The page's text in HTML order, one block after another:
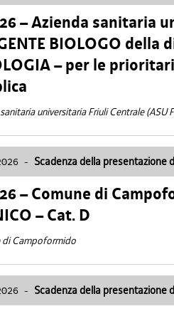
– Azienda sanitaria
BIOLOGO della
– per le
universitaria Friuli Centrale (ASU
- Scadenza della presentazione
– Comune di
– Cat. D
di Campoformido
- Scadenza della presentazione